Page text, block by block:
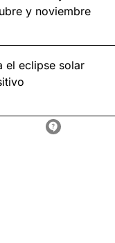
y noviembre
el eclipse solar